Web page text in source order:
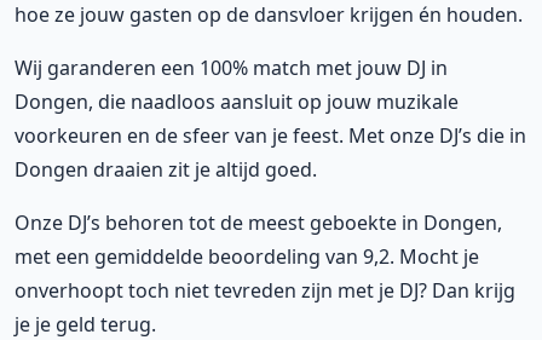
hoe ze jouw gasten op de dansvloer krijgen én houden.
Wij garanderen een 100% match met jouw DJ in
Dongen, die naadloos aansluit op jouw muzikale
voorkeuren en de sfeer van je feest. Met onze DJ’s die in
Dongen draaien zit je altijd goed.
Onze DJ’s behoren tot de meest geboekte in Dongen,
met een gemiddelde beoordeling van 9,2. Mocht je
onverhoopt toch niet tevreden zijn met je DJ? Dan krijg
je je geld terug.